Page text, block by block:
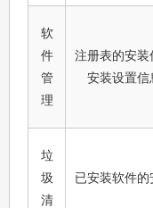
软
件
管
理
注册表的安装
安装设置信
垃
圾
清
已安装软件